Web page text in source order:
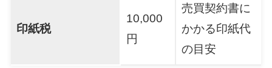
印紙税
10,000
円
売買契約書に
かかる印紙代
の目安